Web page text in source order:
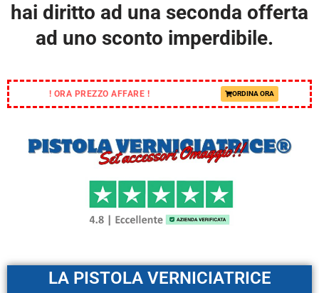
hai diritto ad una seconda offerta
ad uno sconto imperdibile.
! ORA PREZZO AFFARE ! ORDINA ORA
LA PISTOLA VERNICIATRICE